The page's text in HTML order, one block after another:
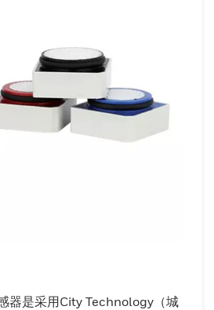
器是采用City Technology（城